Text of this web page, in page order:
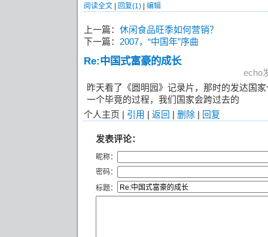
阅读全文 回复(1) 编辑
上一篇： 休闲食品旺季如何营销？
下一篇： 2007，“中国年”序曲
Re:中国式富豪的成长
echo
昨天看了《圆明园》记录片，那时的发达国
一个毕竟的过程，我们国家会跨过去的
个人主页 | 引用 | 返回 | 删除 | 回复
发表评论：
昵称：
密码：
标题：